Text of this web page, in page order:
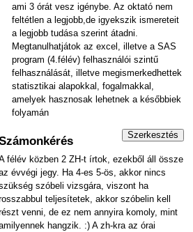
ami 3 órát vesz igénybe. Az oktató nem
feltétlen a legjobb,de igyekszik ismereteit
a legjobb tudása szerint átadni.
Megtanulhatjátok az excel, illetve a SAS
program (4.félév) felhasználói szintű
felhasználását, illetve megismerkedhettek
statisztikai alapokkal, fogalmakkal,
amelyek hasznosak lehetnek a későbbiek
folyamán
Szerkesztés
félév közben 2 ZH-t írtok, ezekből áll össze
évvégi jegy. Ha 4-es 5-ös, akkor nincs
szóbeli vizsgára, viszont ha
teljesítetek, akkor szóbelin kell
venni, de ez nem annyira komoly, mint
hangzik. :) A zh-kra az órai